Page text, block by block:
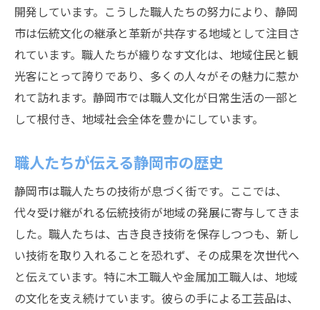
職人たちとの出会いがもたらす驚き
静岡市で職人たちが作る特別な思い出
職人たちとの交流が残す心の記憶
静岡市での職人との関わりが人生を豊かに
職人たちと過ごす静岡市での特別な時間
職人たちの思いを受け継ぐ静岡市の旅
開発しています。こうした職人たちの努力により、静岡
市は伝統文化の継承と革新が共存する地域として注目さ
れています。職人たちが織りなす文化は、地域住民と観
光客にとって誇りであり、多くの人々がその魅力に惹か
れて訪れます。静岡市では職人文化が日常生活の一部と
して根付き、地域社会全体を豊かにしています。
職人たちが伝える静岡市の歴史
静岡市は職人たちの技術が息づく街です。ここでは、
代々受け継がれる伝統技術が地域の発展に寄与してきま
した。職人たちは、古き良き技術を保存しつつも、新し
い技術を取り入れることを恐れず、その成果を次世代へ
と伝えています。特に木工職人や金属加工職人は、地域
の文化を支え続けています。彼らの手による工芸品は、